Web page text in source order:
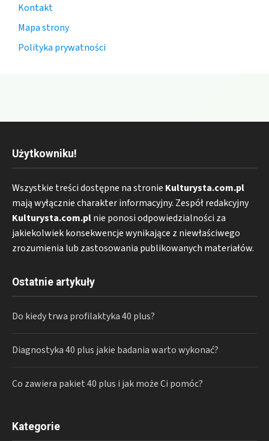
Kontakt
Mapa strony
Polityka prywatności
Użytkowniku!
Wszystkie treści dostępne na stronie Kulturysta.com.pl
mają wyłącznie charakter informacyjny. Zespół redakcyjny
Kulturysta.com.plnie ponosi odpowiedzialności za
jakiekolwiek konsekwencje wynikające z niewłaściwego
zrozumienia lub zastosowania publikowanych materiałów.
Ostatnie artykuły
Do kiedy trwa profilaktyka 40 plus?
Diagnostyka 40 plus jakie badania warto wykonać?
Co zawiera pakiet 40 plus i jak może Ci pomóc?
Kategorie